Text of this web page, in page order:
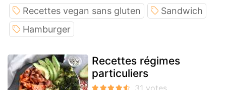
Recettes vegan sans gluten
Sandwich
Hamburger
Recettes régimes
particuliers